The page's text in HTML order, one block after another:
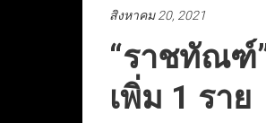
สิงหาคม 20, 2021
“ราชทัณฑ์
เพิ่ม 1 ราย